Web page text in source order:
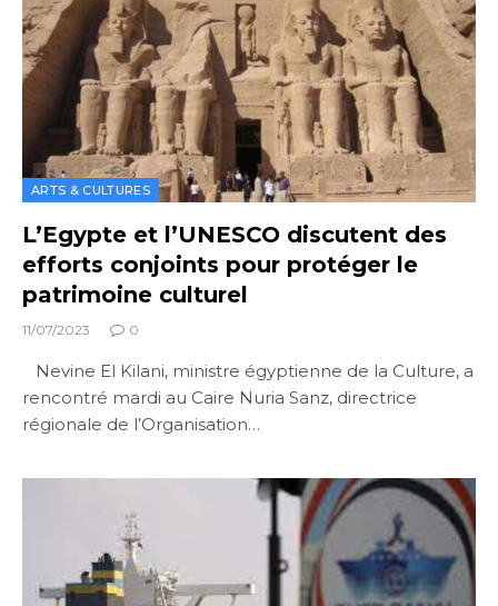
ARTS & CULTURES
L’Egypte et l’UNESCO discutent des
efforts conjoints pour protéger le
patrimoine culturel
11/07/2023 0
Nevine El Kilani, ministre égyptienne de la Culture, a
rencontré mardi au Caire Nuria Sanz, directrice
régionale de l’Organisation…